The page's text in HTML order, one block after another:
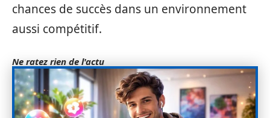
chances de succès dans un environnement
aussi compétitif.
Ne ratez rien de l'actu